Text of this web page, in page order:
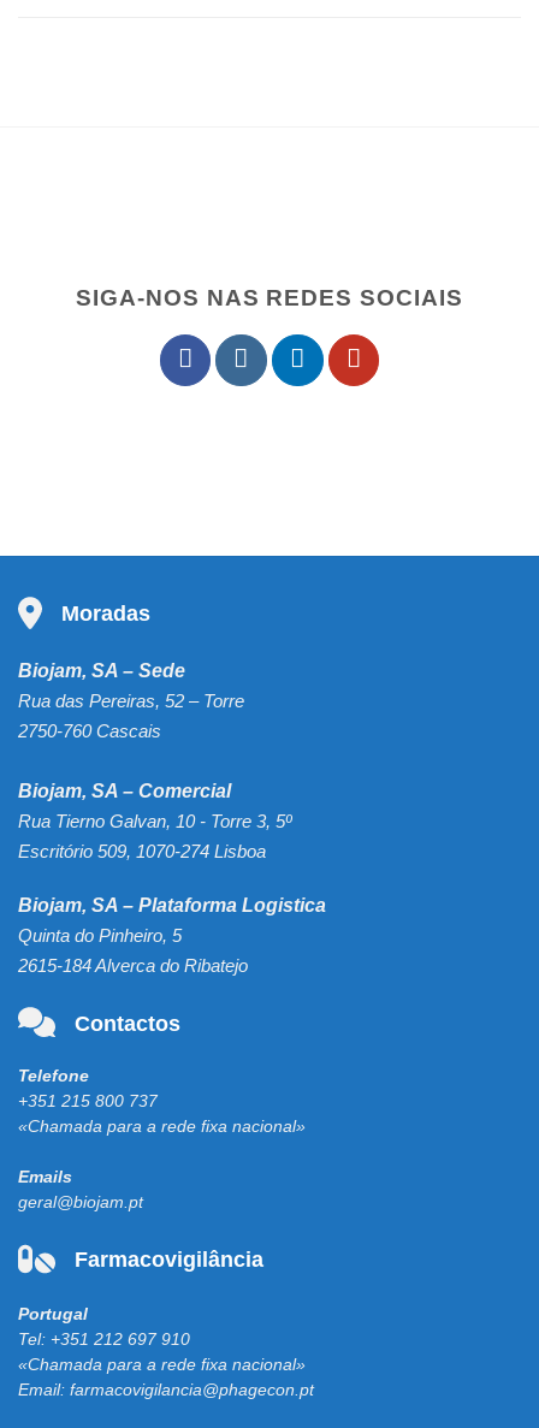
SIGA-NOS NAS REDES SOCIAIS
Moradas
Biojam, SA – Sede
Rua das Pereiras, 52 – Torre
2750-760 Cascais
Biojam, SA – Comercial
Rua Tierno Galvan, 10 - Torre 3, 5º
Escritório 509, 1070-274 Lisboa
Biojam, SA – Plataforma Logistica
Quinta do Pinheiro, 5
2615-184 Alverca do Ribatejo
Contactos
Telefone
+351 215 800 737
«Chamada para a rede fixa nacional»
Emails
geral@biojam.pt
Farmacovigilância
Portugal
Tel: +351 212 697 910
«Chamada para a rede fixa nacional»
Email: farmacovigilancia@phagecon.pt